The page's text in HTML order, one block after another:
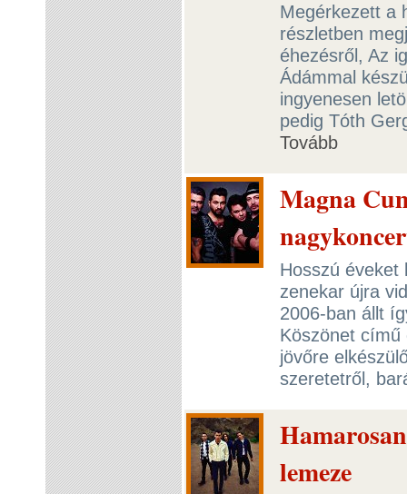
Megérkezett a
részletben
éhezésről, Az
Ádámmal
ingyenesen
pedig Tóth
Tovább
Magna
Hosszú éveket
zenekar újra
2006-ban állt
Köszönet című
jövőre
szeretetről,
lemeze